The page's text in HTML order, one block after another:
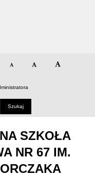
SZKOŁA
NR 67 IM.